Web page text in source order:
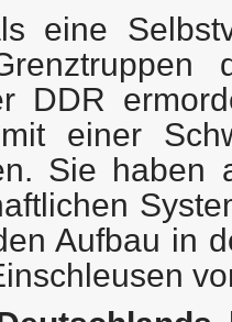
eine
DDR
einer
Sie haben
Aufbau in